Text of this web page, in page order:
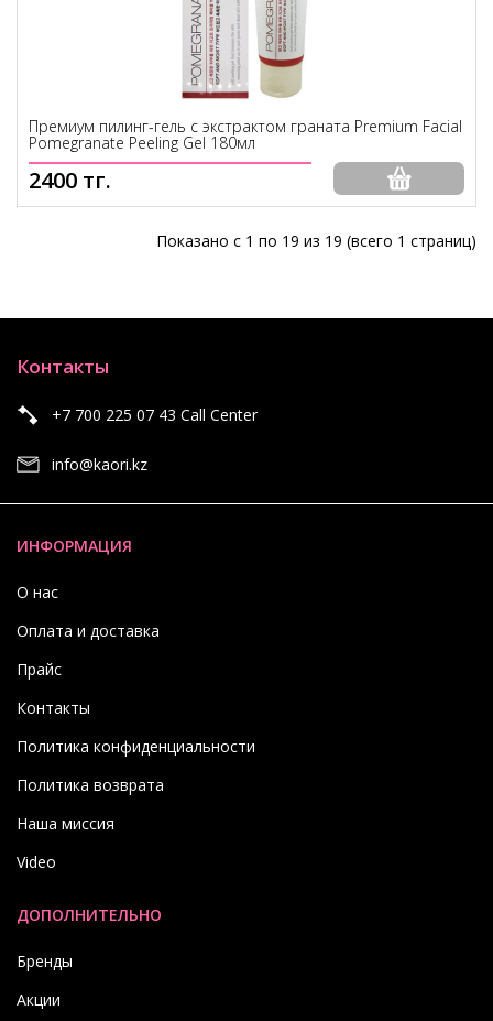
Премиум пилинг-гель с экстрактом граната Premium Facial
Pomegranate Peeling Gel 180мл
2400 тг.
Показано с 1 по 19 из 19 (всего 1 страниц)
Контакты
+7 700 225 07 43 Call Center
info@kaori.kz
ИНФОРМАЦИЯ
О нас
Оплата и доставка
Прайс
Контакты
Политика конфиденциальности
Политика возврата
Наша миссия
Video
ДОПОЛНИТЕЛЬНО
Бренды
Акции